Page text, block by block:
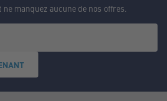
ne manquez aucune de nos offres.